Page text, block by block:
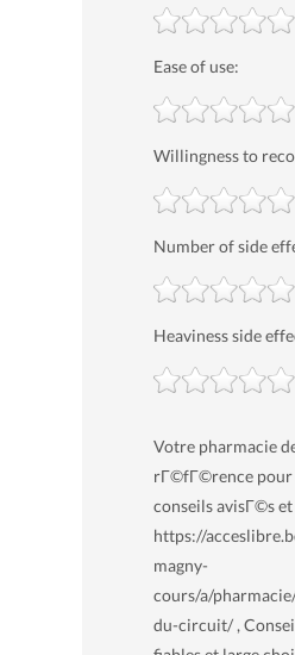
Ease of use:
Willingness to
Number of side
Heaviness side
Votre pharmacie
rГ©fГ©rence pour
conseils avisГ©s
https://
magny-
cours/a/
du-circuit/ ,